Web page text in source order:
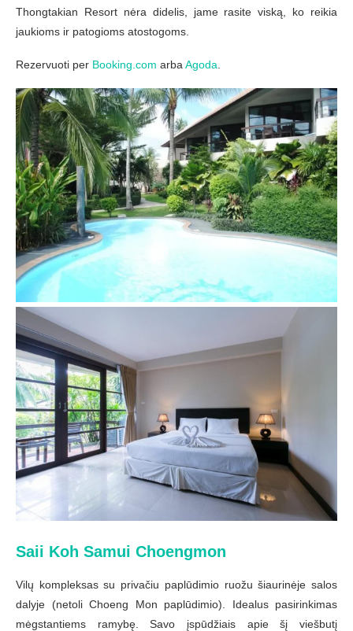
Thongtakian Resort nėra didelis, jame rasite viską, ko reikia
jaukioms ir patogioms atostogoms.
Rezervuoti per Booking.com arba Agoda
Saii Koh Samui Choengmon
Vilų kompleksas su privačiu paplūdimio ruožu šiaurinėje salos
dalyje (netoli Choeng Mon paplūdimio). Idealus pasirinkimas
mėgstantiems ramybę. Savo įspūdžiais apie šį viešbutį